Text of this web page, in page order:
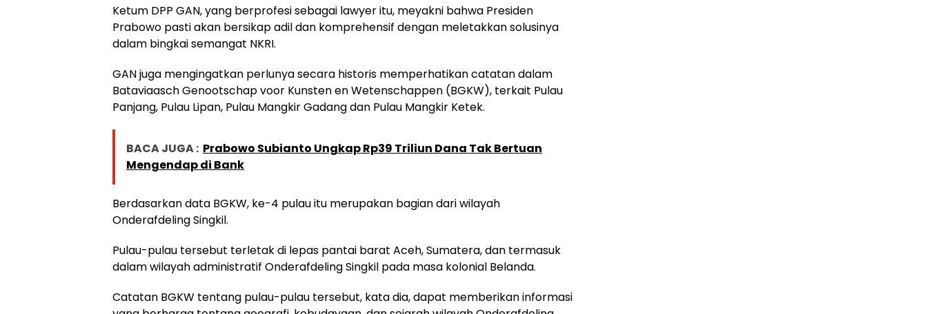
Ketum DPP GAN, yang berprofesi sebagai lawyer itu, meyakni bahwa Presiden
Prabowo pasti akan bersikap adil dan komprehensif dengan meletakkan solusinya
dalam bingkai semangat NKRI.
GAN juga mengingatkan perlunya secara historis memperhatikan catatan dalam
Bataviaasch Genootschap voor Kunsten en Wetenschappen (BGKW), terkait Pulau
Panjang, Pulau Lipan, Pulau Mangkir Gadang dan Pulau Mangkir Ketek.
BACA JUGA : Prabowo Subianto Ungkap Rp39 Triliun Dana Tak Bertuan
Mengendap di Bank
Berdasarkan data BGKW, ke-4 pulau itu merupakan bagian dari wilayah
Onderafdeling Singkil.
Pulau-pulau tersebut terletak di lepas pantai barat Aceh, Sumatera, dan termasuk
dalam wilayah administratif Onderafdeling Singkil pada masa kolonial Belanda.
Catatan BGKW tentang pulau-pulau tersebut, kata dia, dapat memberikan informasi